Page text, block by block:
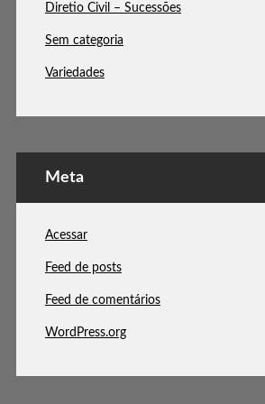
Diretio Civil – Sucessões
Sem categoria
Variedades
Meta
Acessar
Feed de posts
Feed de comentários
WordPress.org